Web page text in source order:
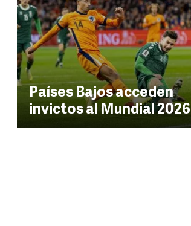
Países Bajos acceden
invictos al Mundial 2026